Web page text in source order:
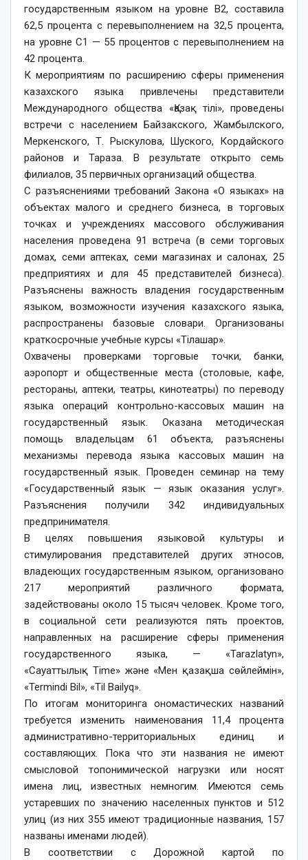
государственным языком на уровне В2, составила
62,5 процента с перевыполнением на 32,5 процента,
на уровне С1 — 55 процентов с перевыполнением на
42 процента.
К мероприятиям по расширению сферы применения
казахского языка привлечены представители
Международного общества «Қазақ тілі», проведены
встречи с населением Байзакского, Жамбылского,
Меркенского, Т. Рыскулова, Шуского, Кордайского
районов и Тараза. В результате открыто семь
филиалов, 35 первичных организаций общества.
С разъяснениями требований Закона «О языках» на
объектах малого и среднего бизнеса, в торговых
точках и учреждениях массового обслуживания
населения проведена 91 встреча (в семи торговых
домах, семи аптеках, семи магазинах и салонах, 25
предприятиях и для 45 представителей бизнеса).
Разъяснены важность владения государственным
языком, возможности изучения казахского языка,
распространены базовые словари. Организованы
краткосрочные учебные курсы «Тілашар».
Охвачены проверками торговые точки, банки,
аэропорт и общественные места (столовые, кафе,
рестораны, аптеки, театры, кинотеатры) по переводу
языка операций контрольно-кассовых машин на
государственный язык. Оказана методическая
помощь владельцам 61 объекта, разъяснены
механизмы перевода языка кассовых машин на
государственный язык. Проведен семинар на тему
«Государственный язык — язык оказания услуг».
Разъяснения получили 342 индивидуальных
предпринимателя.
В целях повышения языковой культуры и
стимулирования представителей других этносов,
владеющих государственным языком, организовано
217 мероприятий различного формата,
задействованы около 15 тысяч человек. Кроме того,
в социальной сети реализуются пять проектов,
направленных на расширение сферы применения
государственного языка, — «Tarazlatyn»,
«Сауаттылық Time» және «Мен қазақша сөйлеймін»,
«Termindi Bil», «Til Bailyq».
По итогам мониторинга ономастических названий
требуется изменить наименования 11,4 процента
административно-территориальных единиц и
составляющих. Пока что эти названия не имеют
смысловой топонимической нагрузки или носят
имена лиц, известных немногим. Имеются семь
устаревших по значению населенных пунктов и 512
улиц (из них 355 имеют традиционные названия, 157
названы именами людей).
В соответствии с Дорожной картой по